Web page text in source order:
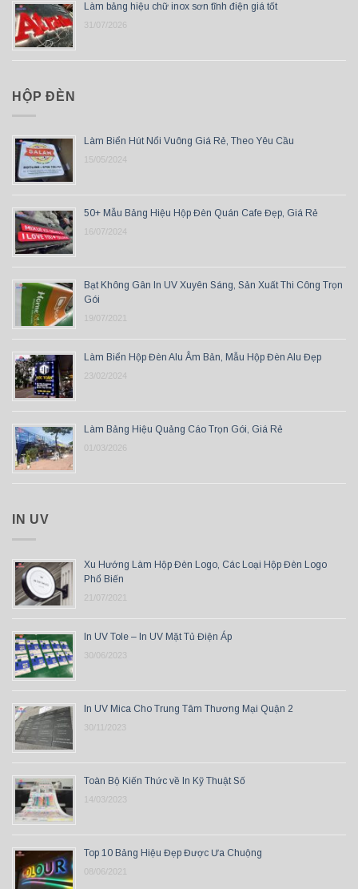
Làm bảng hiệu chữ inox sơn tĩnh điện giá tốt
31/07/2026
HỘP ĐÈN
Làm Biển Hút Nổi Vuông Giá Rẻ, Theo Yêu Cầu
15/05/2024
50+ Mẫu Bảng Hiệu Hộp Đèn Quán Cafe Đẹp, Giá Rẻ
16/07/2024
Bạt Không Gân In UV Xuyên Sáng, Sản Xuất Thi Công Trọn
Gói
19/07/2021
Làm Biển Hộp Đèn Alu Âm Bản, Mẫu Hộp Đèn Alu Đẹp
23/02/2024
Làm Bảng Hiệu Quảng Cáo Trọn Gói, Giá Rẻ
01/03/2026
IN UV
Xu Hướng Làm Hộp Đèn Logo, Các Loại Hộp Đèn Logo
Phổ Biến
21/07/2021
In UV Tole – In UV Mặt Tủ Điện Áp
30/06/2023
In UV Mica Cho Trung Tâm Thương Mại Quận 2
30/11/2023
Toàn Bộ Kiến Thức về In Kỹ Thuật Số
14/03/2023
Top 10 Bảng Hiệu Đẹp Được Ưa Chuộng
08/06/2021